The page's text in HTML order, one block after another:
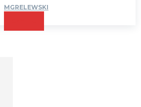
MGRELEWSKI